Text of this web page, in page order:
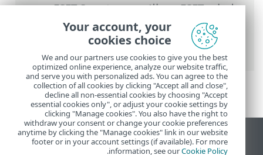
تعليمات ESET عبر الإنترنت >
ESET Smart
Security Premium
>الإعداد المتقدم>
عمليات فحص
> HIPS – نظام منع اختراق
المضيف
عرض موقع سطح المكتب
Your account, your
cookies choice
We and our partners use cookies to give you the best
optimized online experience, analyze our website traffic,
and serve you with personalized ads. You can agree to the
collection of all cookies by clicking "Accept all and close",
decline all non-essential cookies by choosing "Accept
essential cookies only", or adjust your cookie settings by
clicking "Manage cookies". You also have the right to
withdraw your consent or change your cookie preferences
anytime by clicking the "Manage cookies" link in our website
footer or in your account settings (if available). For more
information, see ourCookie Policy
.